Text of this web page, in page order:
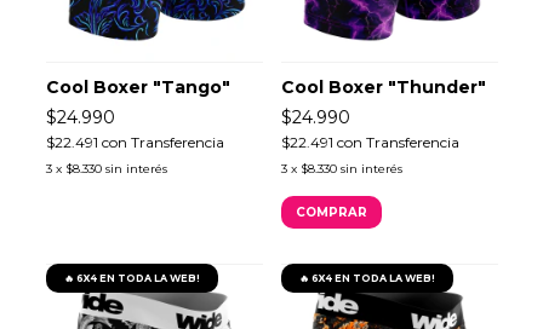
Cool Boxer "Tango"
$24.990
$22.491 con Transferencia
3 x $8.330 sin interés
Cool Boxer "Thunder"
$24.990
$22.491 con Transferencia
3 x $8.330 sin interés
COMPRAR
🔥 6X4 EN TODA LA WEB! 🔥 6X4 EN TODA LA WEB!